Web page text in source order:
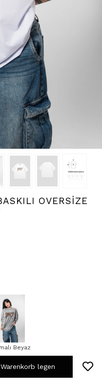
OVERSİZE
Beyaz
legen